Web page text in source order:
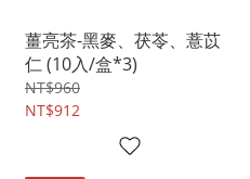
薑亮茶-黑麥、茯苓、薏苡
仁 (10入/盒*3)
NT$960
NT$912